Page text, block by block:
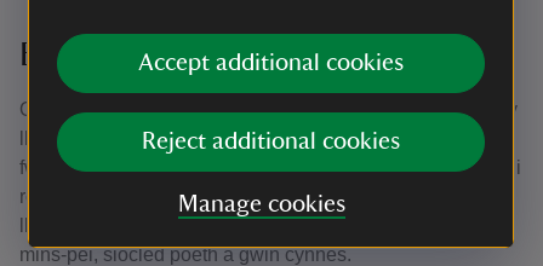
Accept additional cookies
Reject additional cookies
Manage cookies
Bwyd a diod Nadoligaidd
Os oes awydd bwyd arnoch, camwch i Gaffi'r Hen Laethdy
lle cewch wledd o ddanteithion Nadoligaidd. Cewch
fwynhau dewis eang o opsiynau, o De Prynhawn Nadolig i
rôl Nadolig hyfryd, yn cynnwys dewisiadau figan a
llysieuol. Tretiwch eich hun i un o’r ffefrynnau tymhorol, fel
mins-pei, siocled poeth a gwin cynnes.